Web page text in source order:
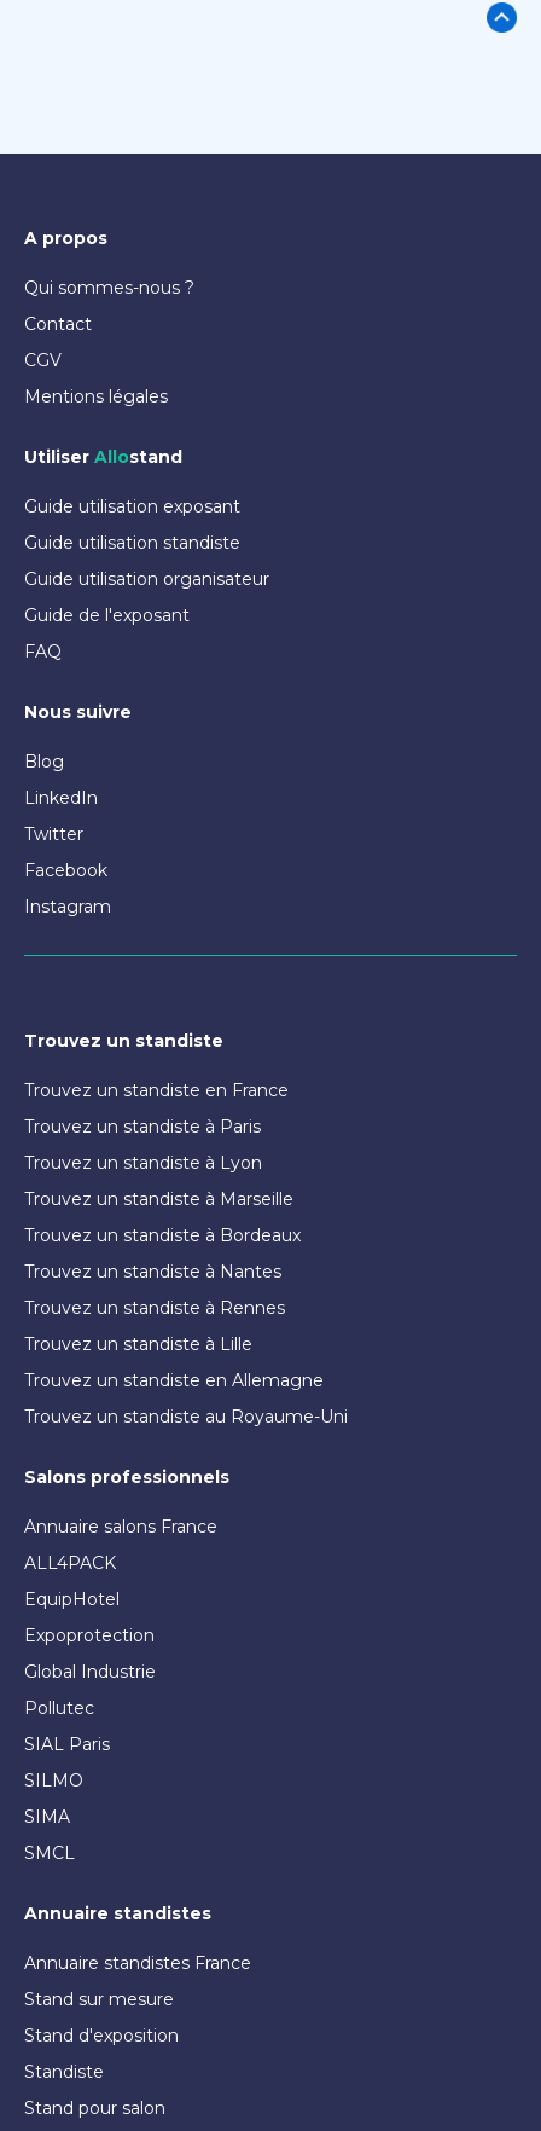
A propos
Qui sommes-nous ?
Contact
CGV
Mentions légales
Utiliser Allostand
Guide utilisation exposant
Guide utilisation standiste
Guide utilisation organisateur
Guide de l'exposant
FAQ
Nous suivre
Blog
LinkedIn
Twitter
Facebook
Instagram
Trouvez un standiste
Trouvez un standiste en France
Trouvez un standiste à Paris
Trouvez un standiste à Lyon
Trouvez un standiste à Marseille
Trouvez un standiste à Bordeaux
Trouvez un standiste à Nantes
Trouvez un standiste à Rennes
Trouvez un standiste à Lille
Trouvez un standiste en Allemagne
Trouvez un standiste au Royaume-Uni
Salons professionnels
Annuaire salons France
ALL4PACK
EquipHotel
Expoprotection
Global Industrie
Pollutec
SIAL Paris
SILMO
SIMA
SMCL
Annuaire standistes
Annuaire standistes France
Stand sur mesure
Stand d'exposition
Standiste
Stand pour salon